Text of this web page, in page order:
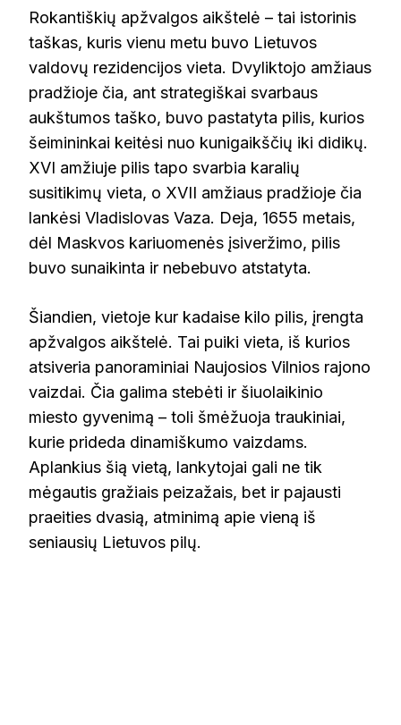
Rokantiškių apžvalgos aikštelė – tai istorinis
taškas, kuris vienu metu buvo Lietuvos
valdovų rezidencijos vieta. Dvyliktojo amžiaus
pradžioje čia, ant strategiškai svarbaus
aukštumos taško, buvo pastatyta pilis, kurios
šeimininkai keitėsi nuo kunigaikščių iki didikų.
XVI amžiuje pilis tapo svarbia karalių
susitikimų vieta, o XVII amžiaus pradžioje čia
lankėsi Vladislovas Vaza. Deja, 1655 metais,
dėl Maskvos kariuomenės įsiveržimo, pilis
buvo sunaikinta ir nebebuvo atstatyta.
Šiandien, vietoje kur kadaise kilo pilis, įrengta
apžvalgos aikštelė. Tai puiki vieta, iš kurios
atsiveria panoraminiai Naujosios Vilnios rajono
vaizdai. Čia galima stebėti ir šiuolaikinio
miesto gyvenimą – toli šmėžuoja traukiniai,
kurie prideda dinamiškumo vaizdams.
Aplankius šią vietą, lankytojai gali ne tik
mėgautis gražiais peizažais, bet ir pajausti
praeities dvasią, atminimą apie vieną iš
seniausių Lietuvos pilų.